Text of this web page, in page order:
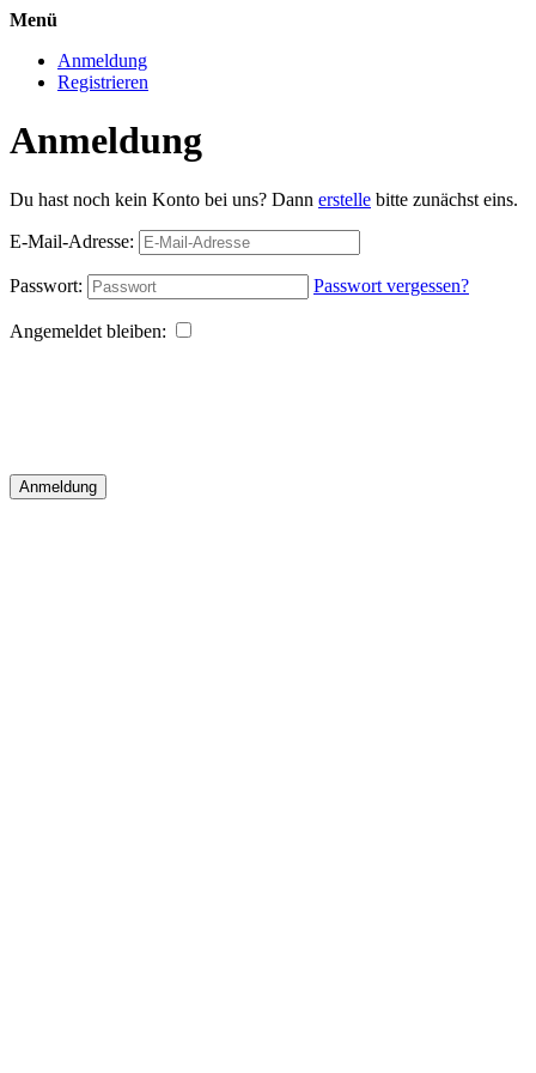
Menü
Anmeldung
Registrieren
Anmeldung
Du hast noch kein Konto bei uns? Dann erstelle bitte zunächst eins.
E-Mail-Adresse:
Passwort: Passwort vergessen?
Angemeldet bleiben:
Anmeldung